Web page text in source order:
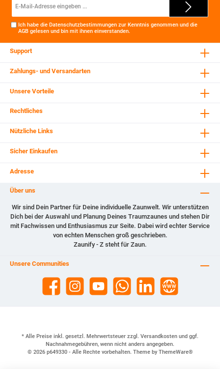
Ich habe die Datenschutzbestimmungen zur Kenntnis genommen und die
AGB gelesen und bin mit ihnen einverstanden.
Support
Zahlungs- und Versandarten
Unsere Vorteile
Rechtliches
Nützliche Links
Sicher Einkaufen
Adresse
Über uns
Wir sind Dein Partner für Deine individuelle Zaunwelt. Wir unterstützen
Dich bei der Auswahl und Planung Deines Traumzaunes und stehen Dir
mit Fachwissen und Enthusiasmus zur Seite. Dabei wird echter Service
von echten Menschen groß geschrieben.
Zaunify - Z steht für Zaun.
Unsere Communities
* Alle Preise inkl. gesetzl. Mehrwertsteuer zzgl. Versandkosten und ggf.
Nachnahmegebühren, wenn nicht anders angegeben.
© 2026 p649330 - Alle Rechte vorbehalten. Theme by ThemeWare®